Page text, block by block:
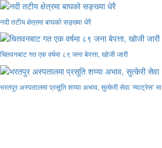
नदी तटीय क्षेत्रमा बाघको सङ्ख्या धेरै
चितवनबाट गत एक वर्षमा ८९ जना बेपत्ता, खोजी जारी
भरतपुर अस्पतालमा प्रसूति शय्या अभाव, सुत्केरी सेवा ‘म्याट्रेस’ मा